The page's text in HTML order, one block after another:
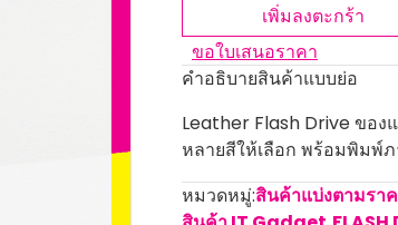
เพิ่มลงตะกร้า
ขอใบเสนอราคา
คำอธิบายสินค้าแบบย่อ
Leather Flash Drive ของ
หลายสีให้เลือก พร้อมพิมพ์
หมวดหมู่:สินค้าแบ่งตามรา